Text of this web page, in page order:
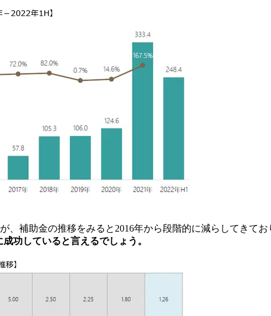
補助金の推移をみると2016年から段階的に減らしてきて
功していると言えるでしょう。